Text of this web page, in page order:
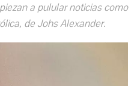
a pulular noticias como
de Johs Alexander.